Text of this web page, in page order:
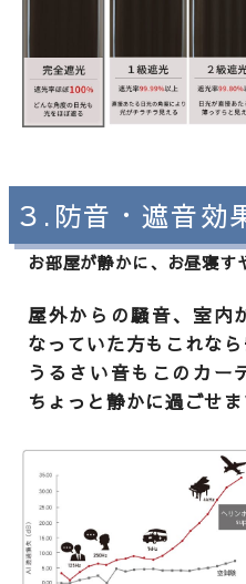
３.防音・遮音効
お部屋が静かに、お昼寝す
屋外からの騒音、室内
なっていた方もこれなら
うるさい音もこのカー
ちょっと静かに過ごせま